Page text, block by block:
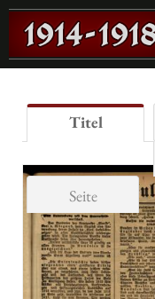
Titel
Seite